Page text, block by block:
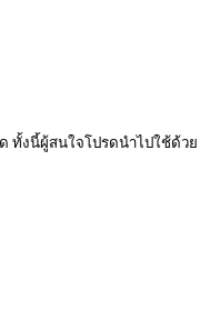
ทั้งนี้ผู้สนใจโปรดนำไปใช้ด้วย